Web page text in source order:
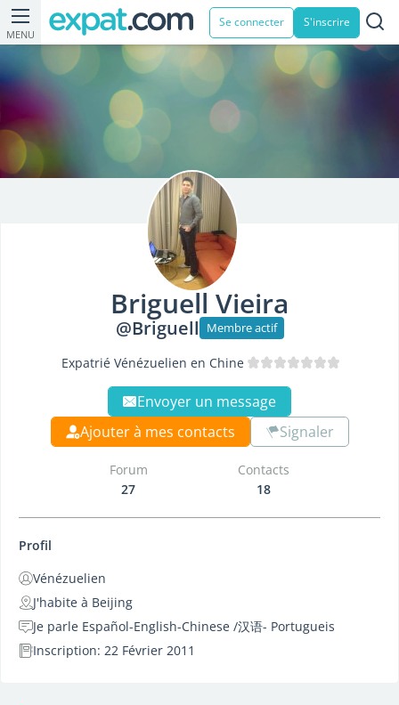
MENU
Se connecter S'inscrire
Briguell Vieira
@Briguell Membre actif
Expatrié Vénézuelien en Chine
Envoyer un message
Ajouter à mes contacts
Signaler
Forum
27
Contacts
18
Profil
Vénézuelien
J'habite à Beijing
Je parle Español-English-Chinese /汉语- Portugueis
Inscription: 22 Février 2011